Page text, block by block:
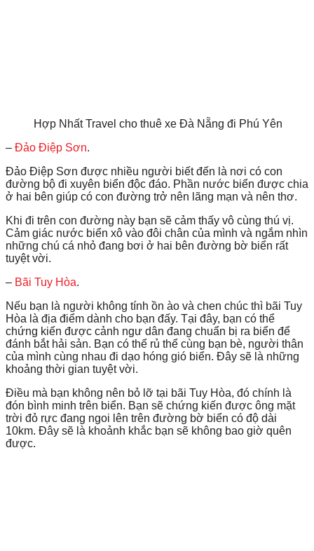
Hợp Nhất Travel cho thuê xe Đà Nẵng đi Phú Yên
– Đảo Điệp Sơn.
Đảo Điệp Sơn được nhiều người biết đến là nơi có con
đường bộ đi xuyên biển độc đáo. Phần nước biển được chia
ở hai bên giúp có con đường trở nên lãng mạn và nên thơ.
Khi đi trên con đường này bạn sẽ cảm thấy vô cùng thú vị.
Cảm giác nước biển xô vào đôi chân của mình và ngắm nhìn
những chú cá nhỏ đang bơi ở hai bên đường bờ biển rất
tuyệt vời.
– Bãi Tuy Hòa.
Nếu bạn là người không tính ồn ào và chen chúc thì bãi Tuy
Hòa là địa điểm dành cho bạn đấy. Tại đây, bạn có thể
chứng kiến được cảnh ngư dân đang chuẩn bị ra biển để
đánh bắt hải sản. Bạn có thể rủ thể cùng bạn bè, người thân
của mình cùng nhau đi dạo hóng gió biển. Đây sẽ là những
khoảng thời gian tuyệt vời.
Điều mà bạn không nên bỏ lỡ tại bãi Tuy Hòa, đó chính là
đón bình minh trên biển. Bạn sẽ chứng kiến được ông mặt
trời đỏ rực đang ngoi lên trên đường bờ biển có độ dài
10km. Đây sẽ là khoảnh khắc bạn sẽ không bao giờ quên
được.